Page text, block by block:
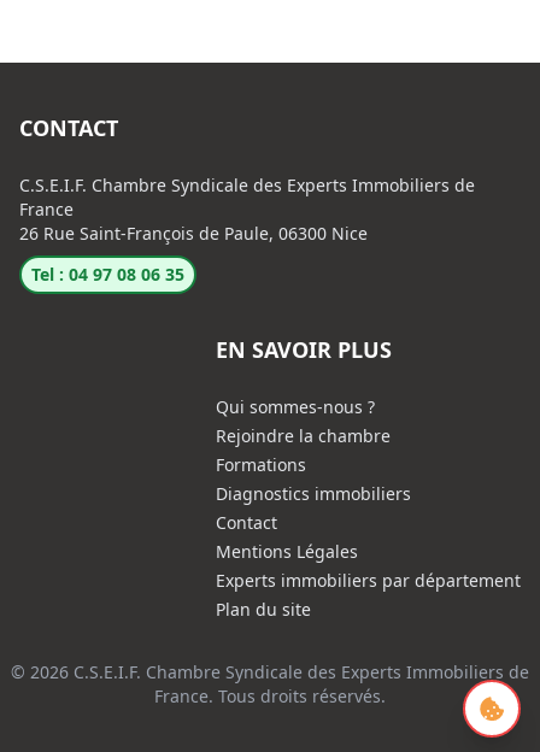
CONTACT
C.S.E.I.F. Chambre Syndicale des Experts Immobiliers de
France
26 Rue Saint-François de Paule, 06300 Nice
Tel : 04 97 08 06 35
EN SAVOIR PLUS
Qui sommes-nous ?
Rejoindre la chambre
Formations
Diagnostics immobiliers
Contact
Mentions Légales
Experts immobiliers par département
Plan du site
© 2026 C.S.E.I.F. Chambre Syndicale des Experts Immobiliers de
France. Tous droits réservés.